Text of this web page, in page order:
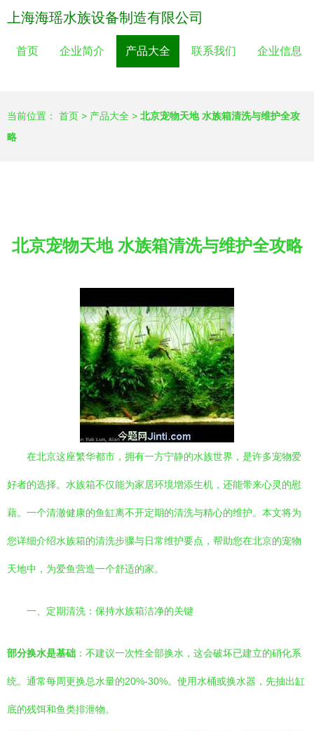
上海海瑶水族设备制造有限公司
首页 企业简介 产品大全 联系我们 企业信息
当前位置： 首页 > 产品大全 > 北京宠物天地 水族箱清洗与维护全攻
略
北京宠物天地 水族箱清洗与维护全攻略
在北京这座繁华都市，拥有一方宁静的水族世界，是许多宠物爱
好者的选择。水族箱不仅能为家居环境增添生机，还能带来心灵的慰
藉。一个清澈健康的鱼缸离不开定期的清洗与精心的维护。本文将为
您详细介绍水族箱的清洗步骤与日常维护要点，帮助您在北京的宠物
天地中，为爱鱼营造一个舒适的家。
一、定期清洗：保持水族箱洁净的关键
部分换水是基础 ：不建议一次性全部换水，这会破坏已建立的硝化系
统。通常每周更换总水量的20%-30%。使用水桶或换水器，先抽出缸
底的残饵和鱼类排泄物。